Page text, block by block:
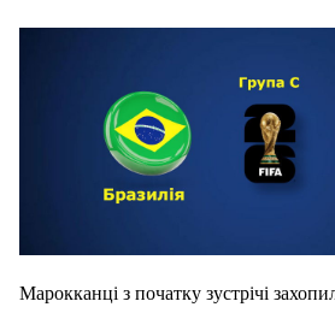
Марокканці з початку зустрічі